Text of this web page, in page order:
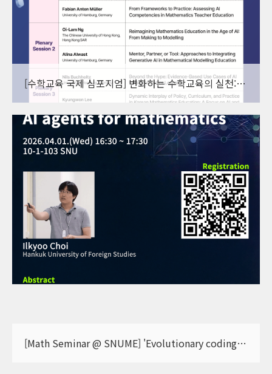
[수학교육 국제 심포지엄] 변화하는 수학교육의 실천: 한국, 홍콩 독일에서의 인공지능과 컴퓨팅 사고
[Math Seminar @ SNUME] 'Evolutionary coding based AI agents for mathematics' - 최일규 교수(한국외국어대학교) 초청 강연